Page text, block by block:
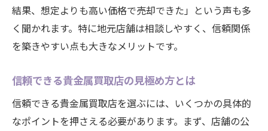
結果、想定よりも高い価格で売却できた」という声も多
く聞かれます。特に地元店舗は相談しやすく、信頼関係
を築きやすい点も大きなメリットです。
信頼できる貴金属買取店の見極め方とは
信頼できる貴金属買取店を選ぶには、いくつかの具体的
なポイントを押さえる必要があります。まず、店舗の公